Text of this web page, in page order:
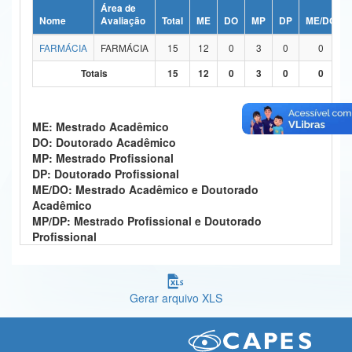
Ministério da Ciência, Tecnologia, Inovações e Comunicações
Ministério do Meio Ambiente
Controladoria-Geral da União
Ministério da Mulher, da Família e dos Direitos Humanos
Secretaria-Geral
Secretaria de Governo
Nome
Área de
Avaliação
Total ME DO MP DP ME/DO
FARMÁCIA
FARMÁCIA 15 12 0 3 0
0
Totais
15 12 0 3 0 0
ME: Mestrado Acadêmico
DO: Doutorado Acadêmico
MP: Mestrado Profissional
DP: Doutorado Profissional
ME/DO: Mestrado Acadêmico e Doutorado
Acadêmico
MP/DP: Mestrado Profissional e Doutorado
Profissional
Gerar arquivo XLS